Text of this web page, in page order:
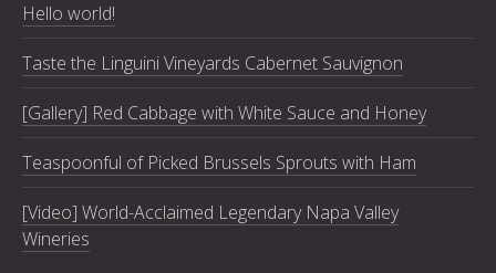
Hello world!
Taste the Linguini Vineyards Cabernet Sauvignon
[Gallery] Red Cabbage with White Sauce and Honey
Teaspoonful of Picked Brussels Sprouts with Ham
[Video] World-Acclaimed Legendary Napa Valley
Wineries